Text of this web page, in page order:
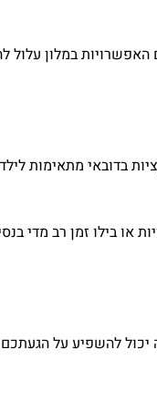
במלון עלול
בדובאי מתאימות
או בילו זמן רב מדי
יכול להשפיע על